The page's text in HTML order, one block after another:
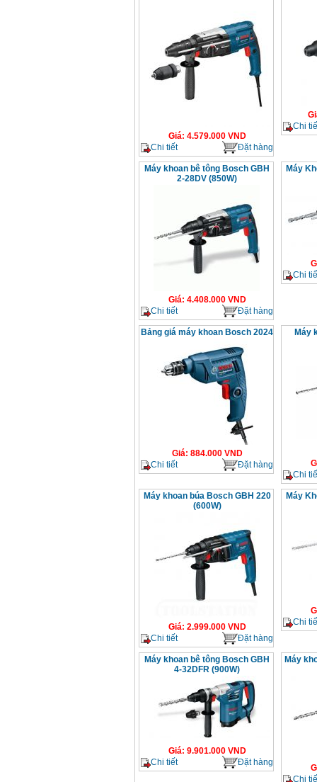
Giá: 4.579.000VND
Chi tiết
Đặt hàng
Chi
Máy khoan bê tông Bosch GBH
2-28DV (850W)
Giá: 4.408.000VND
Chi tiết
Đặt hàng
Máy
Chi
Bảng giá máy khoan Bosch 2024
Giá: 884.000VND
Chi tiết
Đặt hàng
Máy
Chi
Máy khoan búa Bosch GBH 220
(600W)
Giá: 2.999.000VND
Chi tiết
Đặt hàng
Máy
Chi
Máy khoan bê tông Bosch GBH
4-32DFR (900W)
Giá: 9.901.000VND
Chi tiết
Đặt hàng
Máy
Chi